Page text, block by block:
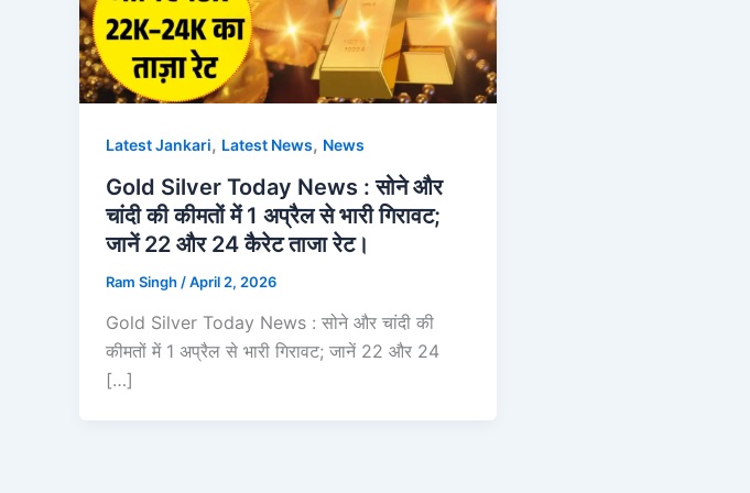
Latest Jankari, Latest News, News
Gold Silver Today News : सोने और
चांदी की कीमतों में 1 अप्रैल से भारी गिरावट;
जानें 22 और 24 कैरेट ताजा रेट।
Ram Singh /April 2, 2026
Gold Silver Today News : सोने और चांदी की
कीमतों में 1 अप्रैल से भारी गिरावट; जानें 22 और 24
[…]